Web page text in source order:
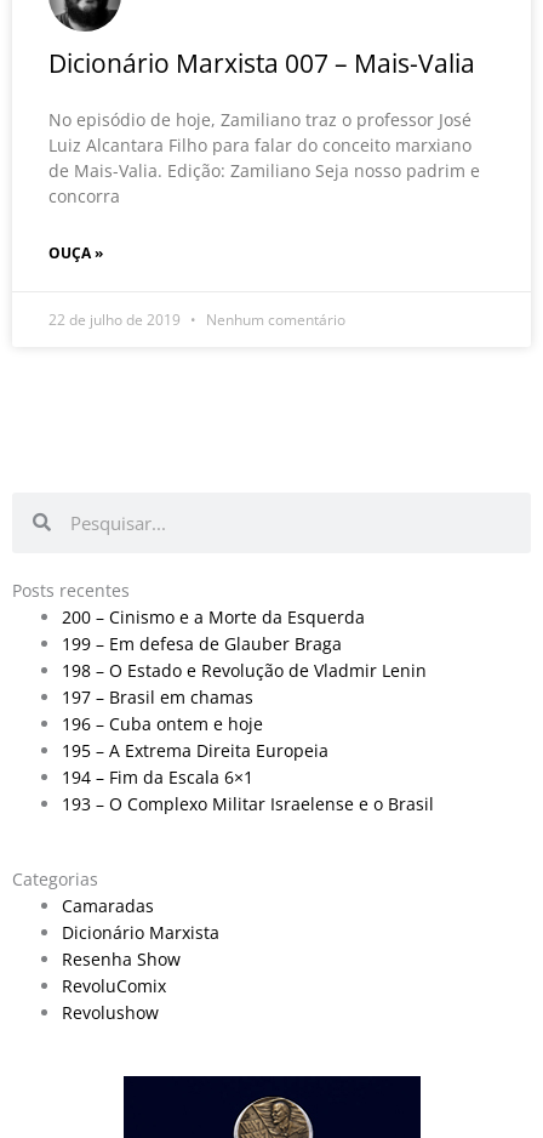
Dicionário Marxista 007 – Mais-Valia
No episódio de hoje, Zamiliano traz o professor José
Luiz Alcantara Filho para falar do conceito marxiano
de Mais-Valia. Edição: Zamiliano Seja nosso padrim e
concorra
OUÇA »
22 de julho de 2019 Nenhum comentário
Posts recentes
200 – Cinismo e a Morte da Esquerda
199 – Em defesa de Glauber Braga
198 – O Estado e Revolução de Vladmir Lenin
197 – Brasil em chamas
196 – Cuba ontem e hoje
195 – A Extrema Direita Europeia
194 – Fim da Escala 6×1
193 – O Complexo Militar Israelense e o Brasil
Categorias
Camaradas
Dicionário Marxista
Resenha Show
RevoluComix
Revolushow